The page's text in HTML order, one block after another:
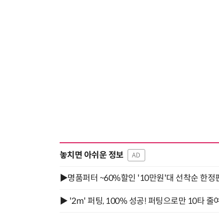
놓치면 아쉬운 정보 AD
▶명품퍼터 ~60%할인 '10만원'대 선착순 한정
▶ '2m' 퍼팅, 100% 성공! 퍼팅으로만 10타 줄